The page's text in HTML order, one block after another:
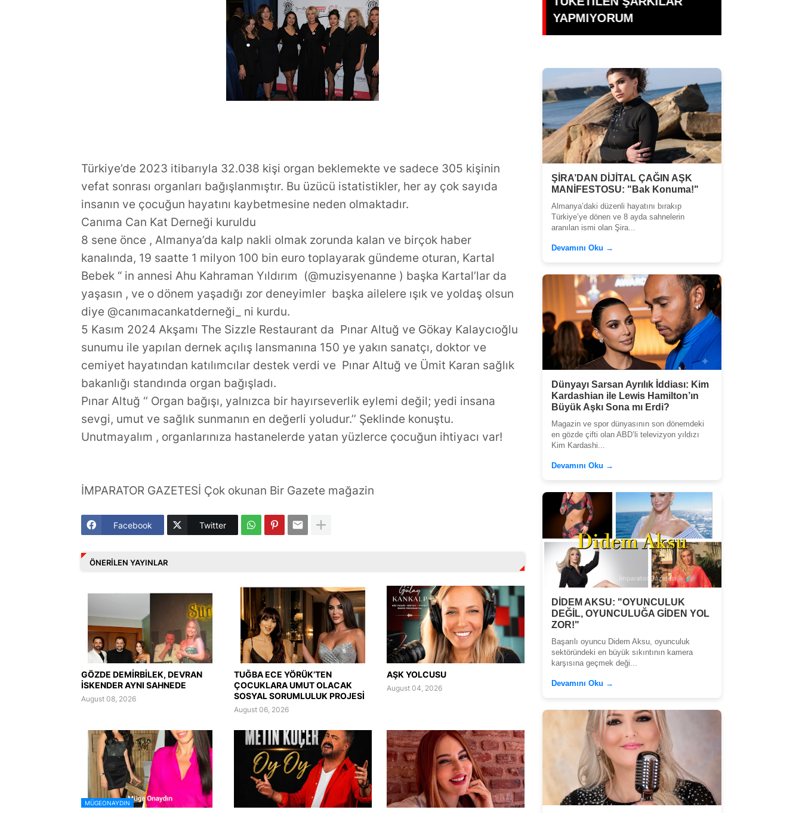
Türkiye’de 2023 itibarıyla 32.038 kişi organ beklemekte ve sadece 305 kişinin
vefat sonrası organları bağışlanmıştır. Bu üzücü istatistikler, her ay çok sayıda
insanın ve çocuğun hayatını kaybetmesine neden olmaktadır.
Canıma Can Kat Derneği kuruldu
8 sene önce , Almanya’da kalp nakli olmak zorunda kalan ve birçok haber
kanalında, 19 saatte 1 milyon 100 bin euro toplayarak gündeme oturan, Kartal
Bebek “ in annesi Ahu Kahraman Yıldırım (@muzisyenanne ) başka Kartal’lar da
yaşasın , ve o dönem yaşadığı zor deneyimler başka ailelere ışık ve yoldaş olsun
diye @canımacankatderneği_ ni kurdu.
5 Kasım 2024 Akşamı The Sizzle Restaurant da Pınar Altuğ ve Gökay Kalaycıoğlu
sunumu ile yapılan dernek açılış lansmanına 150 ye yakın sanatçı, doktor ve
cemiyet hayatından katılımcılar destek verdi ve Pınar Altuğ ve Ümit Karan sağlık
bakanlığı standında organ bağışladı.
Pınar Altuğ ‘’ Organ bağışı, yalnızca bir hayırseverlik eylemi değil; yedi insana
sevgi, umut ve sağlık sunmanın en değerli yoludur.’’ Şeklinde konuştu.
Unutmayalım , organlarınıza hastanelerde yatan yüzlerce çocuğun ihtiyacı var!
İMPARATOR GAZETESİ Çok okunan Bir Gazete mağazin
Facebook Twitter
ÖNERILEN YAYINLAR
GÖZDE DEMİRBİLEK, DEVRAN
İSKENDER AYNI SAHNEDE
August 08, 2026
TUĞBA ECE YÖRÜK’TEN
ÇOCUKLARA UMUT OLACAK
SOSYAL SORUMLULUK PROJESİ
August 06, 2026
AŞK YOLCUSU
August 04, 2026
MÜGEONAYDIN
Planlamanın Gücü
YAPMIYORUM
Oluyor?
ŞİRA’DAN DİJİTAL ÇAĞIN AŞK
MANİFESTOSU: "Bak Konuma!"
Almanya’daki düzenli hayatını bırakıp
Türkiye’ye dönen ve 8 ayda sahnelerin
aranılan ismi olan Şira...
Devamını Oku →
Dünyayı Sarsan Ayrılık İddiası: Kim
Kardashian ile Lewis Hamilton’ın
Büyük Aşkı Sona mı Erdi?
Magazin ve spor dünyasının son dönemdeki
en gözde çifti olan ABD’li televizyon yıldızı
Kim Kardashi...
Devamını Oku →
DİDEM AKSU: "OYUNCULUK
DEĞİL, OYUNCULUĞA GİDEN YOL
ZOR!"
Başarılı oyuncu Didem Aksu, oyunculuk
sektöründeki en büyük sıkıntının kamera
karşısına geçmek deği...
Devamını Oku →